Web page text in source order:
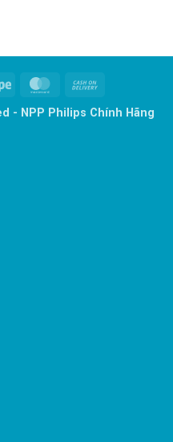
Stripe MasterCard
Delivery
- NPP Philips Chính Hãng